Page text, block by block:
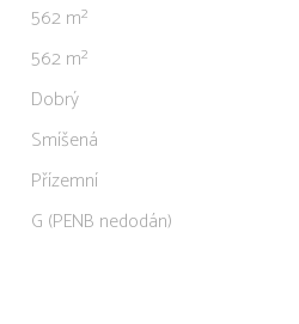
562 m²
562 m²
Dobrý
Smíšená
Přízemní
G (PENB nedodán)